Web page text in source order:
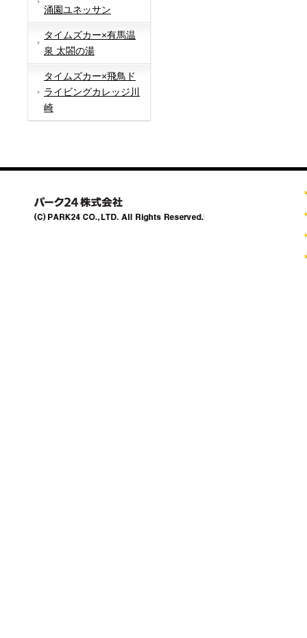
涌園ユネッサン
タイムズカー×有馬温
泉 太閤の湯
タイムズカー×飛鳥ド
ライビングカレッジ川
崎